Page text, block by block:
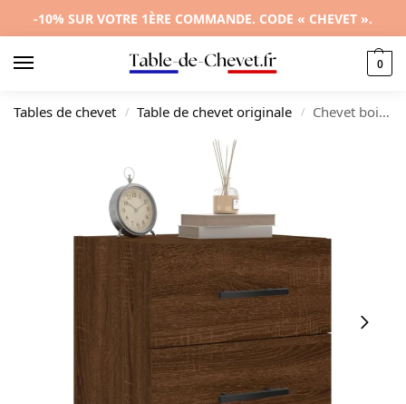
-10% SUR VOTRE 1ÈRE COMMANDE. CODE « CHEVET ».
0
Tables de chevet / Table de chevet originale / Chevet bois marron design moderne tiroir coulissant, 40x35x47.5cm